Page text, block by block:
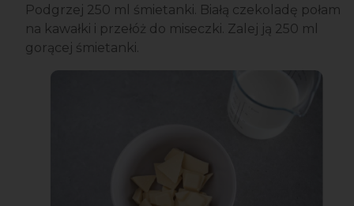
Podgrzej 250 ml śmietanki. Białą czekoladę połam
na kawałki i przełóż do miseczki. Zalej ją 250 ml
gorącej śmietanki.